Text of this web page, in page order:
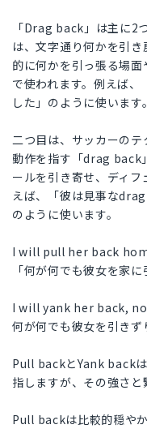
「Drag back」は主に2
は、文字通り何かを引
的に何かを引っ張る場
で使われます。例えば
した」のように使います。
二つ目は、サッカーの
動作を指す「drag back
ールを引き寄せ、ディ
えば、「彼は見事な
のように使います。
I will pull her back
「何が何でも彼女を家に
I will yank her back,
何が何でも彼女を引きず
Pull backとYank back
指しますが、その強さと
Pull backは比較的穏や